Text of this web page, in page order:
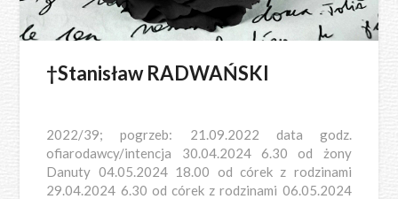
†Stanisław RADWAŃSKI
2022/39; pogrzeb: 21.09.2022 data godz.
ofiarodawcy/intencja 30.04.2024 6.30 od żony
Danuty 04.05.2024 18.00 od córek z rodzinami
29.04.2024 6.30 od córek z rodzinami 06.05.2024